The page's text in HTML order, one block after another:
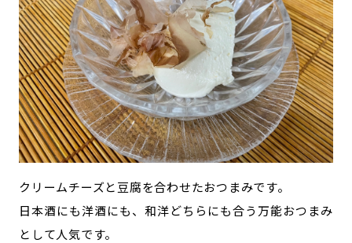
クリームチーズと豆腐を合わせたおつまみです。
日本酒にも洋酒にも、和洋どちらにも合う万能おつまみ
として人気です。